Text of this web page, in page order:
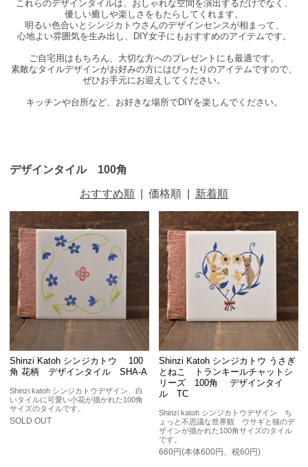
これらのデザインタイルは、おしゃれな空間を演出するだけでなく、
優しい癒しや楽しさをもたらしてくれます。
明るい色合いとシンジカトウさんのデザインセンスが相まって、
心地よい雰囲気を生み出し、DIY女子にもおすすめのアイテムです。
ご自宅用はもちろん、大切な方へのプレゼントにも最適です。
素敵なタイルデザインがお好みの方にはぴったりのアイテムですので、
ぜひお手元にお迎えしてください。
キッチンや台所など、お好きな場所でDIYを楽しんでください。
デザインタイル 100角
おすすめ順 価格順 新着順
Shinzi Katoh シンジカトウ 100
角 花柄 デザインタイル SHA-A
Shinzi katoh シンジカトウデザイン 白
いタイルに可愛い小花が描かれた100角
サイズのタイルです。
SOLD OUT
Shinzi Katoh シンジカトウ うさぎ
とねこ トランキールチャットシ
リーズ 100角 デザインタイ
ル TC
Shinzi katoh シンジカトウデザイン ち
ょっと不思議な世界観 ウサギと猫のデ
ザインが描かれた100角サイズのタイル
です。
660円(本体600円、税60円)